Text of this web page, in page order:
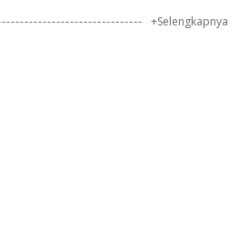
+Selengkapnya